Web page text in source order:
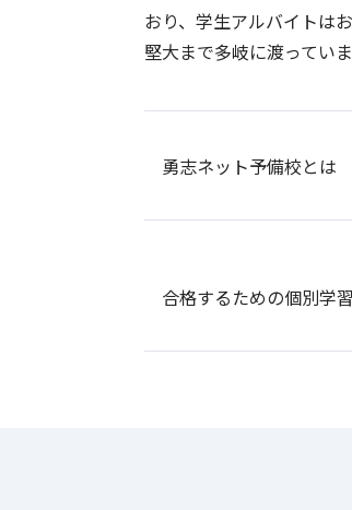
おり、学生アルバイトは
堅大まで多岐に渡っていま
勇志ネット予備校とは
合格するための個別学